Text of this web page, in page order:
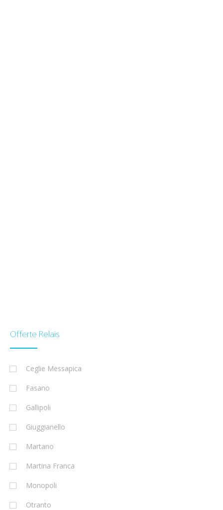
Offerte Relais
Ceglie Messapica
Fasano
Gallipoli
Giuggianello
Martano
Martina Franca
Monopoli
Otranto